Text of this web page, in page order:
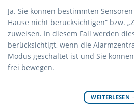
Ja. Sie können bestimmten
Hause nicht berücksichtigen“ bzw.
zuweisen. In diesem Fall werden
berücksichtigt, wenn die
Modus geschaltet ist und Sie
frei bewegen.
WEITERLESEN